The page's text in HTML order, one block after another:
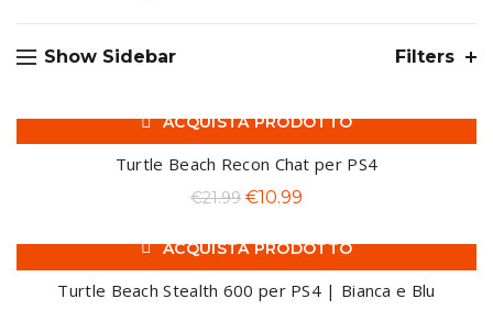
Show Sidebar Filters
-50%
ACQUISTA PRODOTTO
Turtle Beach Recon Chat per PS4
€21.99 Il
originale
€10.99
attuale
-62%
ACQUISTA PRODOTTO
Turtle Beach Stealth 600 per PS4 | Bianca e Blu